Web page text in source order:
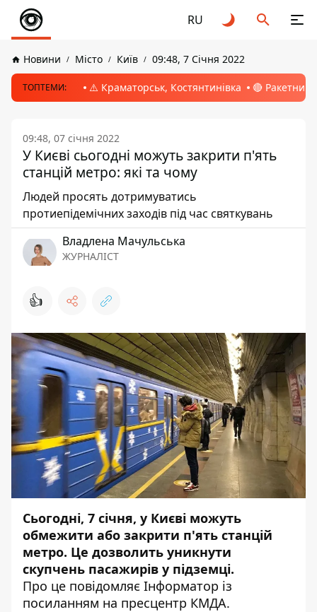
RU
Новини Місто Київ 09:48, 7 Січня 2022
ТОПТЕМИ: ⚠️ Краматорськ, Костянтинівка 🔴 Ракетний
09:48, 07 січня 2022
У Києві сьогодні можуть закрити п'ять
станцій метро: які та чому
Людей просять дотримуватись
протиепідемічних заходів під час святкувань
Владлена Мачульська
ЖУРНАЛІСТ
👍
Сьогодні, 7 січня, у Києві можуть
обмежити або закрити п'ять станцій
метро. Це дозволить уникнути
скупчень пасажирів у підземці.
Про це повідомляє Інформатор із
посиланням на пресцентр КМДА.